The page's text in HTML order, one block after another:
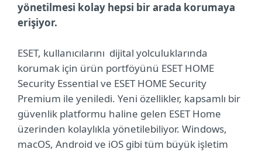
yönetilmesi kolay hepsi bir arada korumaya
erişiyor.
ESET, kullanıcılarını dijital yolculuklarında
korumak için ürün portföyünü ESET HOME
Security Essential ve ESET HOME Security
Premium ile yeniledi. Yeni özellikler, kapsamlı bir
güvenlik platformu haline gelen ESET Home
üzerinden kolaylıkla yönetilebiliyor. Windows,
macOS, Android ve iOS gibi tüm büyük işletim